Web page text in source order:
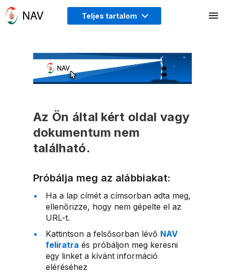
Teljes tartalom
Az Ön által kért oldal vagy
dokumentum nem
található.
Próbálja meg az alábbiakat:
Ha a lap címét a címsorban adta meg,
ellenőrizze, hogy nem gépelte el az
URL-t.
Kattintson a felsősorban lévő NAV
feliratra és próbáljon meg keresni
egy linket a kívánt információ
eléréséhez